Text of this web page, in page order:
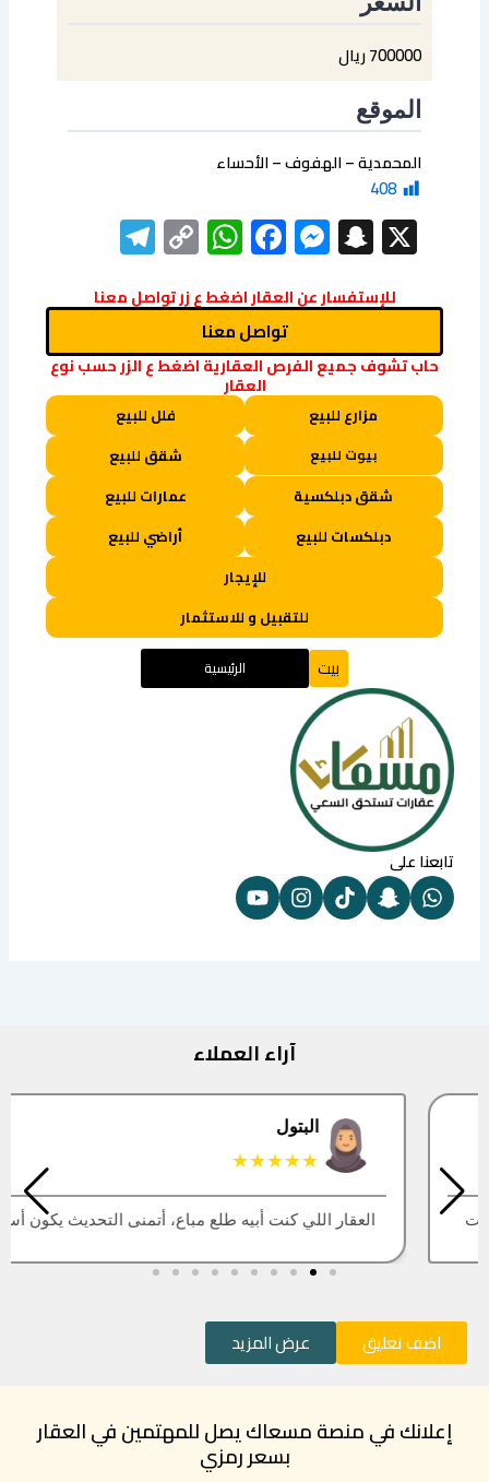
700000 ريال
الموقع
المحمدية – الهفوف – الأحساء
408
X
Snapchat
Messenger
Facebook
WhatsApp
Copy
Link
للإستفسار عن العقار اضغط ع زر تواصل معنا
تواصل معنا
حاب تشوف جميع الفرص العقارية اضغط ع الزر حسب نوع
العقار
مزارع للبيع فلل للبيع
بيوت للبيع
شقق للبيع
شقق دبلكسية
عمارات للبيع
دبلكسات للبيع
أراضي للبيع
للإيجار
للتقبيل و للاستثمار
بيت الرئيسية
تابعنا على
آراء العملاء
البتول
★★★★★
العقار اللي كنت أبيه طلع مباع، أتمنى التحديث يكون أسرع
اضف تعليق عرض المزيد
إعلانك في منصة مسعاك يصل للمهتمين في العقار
بسعر رمزي